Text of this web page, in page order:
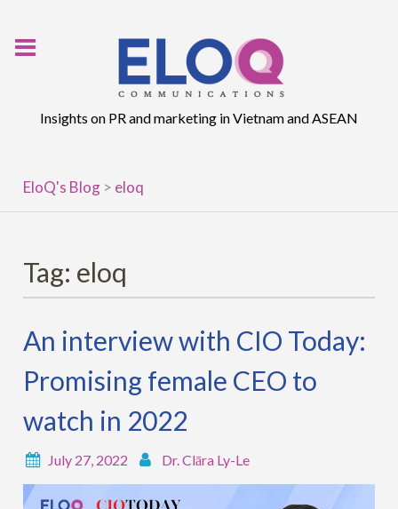
Insights on PR and marketing in Vietnam and ASEAN
EloQ's Blog > eloq
Tag: eloq
An interview with CIO Today:
Promising female CEO to
watch in 2022
July 27, 2022 Dr. Clāra Ly-Le